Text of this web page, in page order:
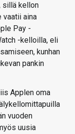
sillä kellon
vaatii aina
Pay -
-kelloilla, eli
kunhan
pankin
Applen oma
vuoden
uusia